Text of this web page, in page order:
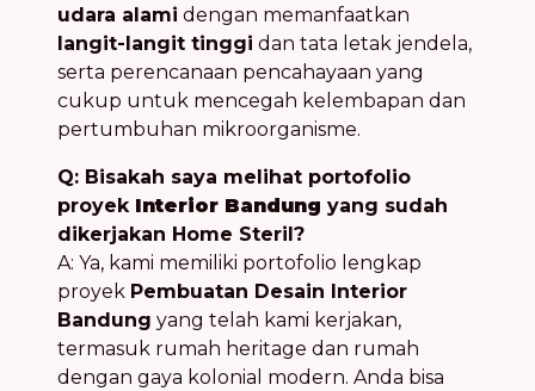
udara alami dengan memanfaatkan
langit-langit tinggi dan tata letak jendela,
serta perencanaan pencahayaan yang
cukup untuk mencegah kelembapan dan
pertumbuhan mikroorganisme.
Q: Bisakah saya melihat portofolio
proyek Interior Bandung yang sudah
dikerjakan Home Steril?
A: Ya, kami memiliki portofolio lengkap
proyek Pembuatan Desain Interior
Bandung yang telah kami kerjakan,
termasuk rumah heritage dan rumah
dengan gaya kolonial modern. Anda bisa